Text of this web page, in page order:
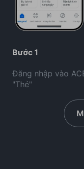
Bước 1
Đăng nhập vào
"Thẻ"